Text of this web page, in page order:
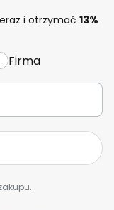
i otrzymać 13%
Firma